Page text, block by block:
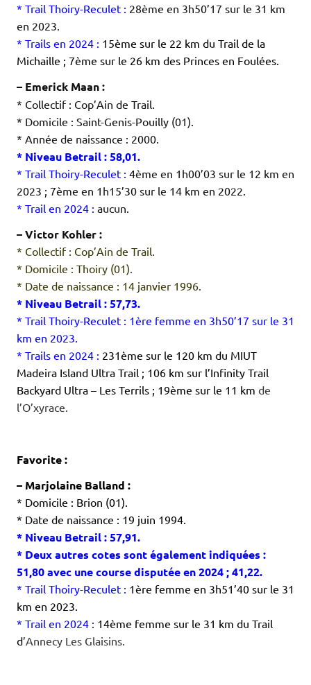
* Trail Thoiry-Reculet : 28ème en 3h50’17 sur le 31 km
en 2023.
* Trails en 2024 : 15ème sur le 22 km du Trail de la
Michaille ; 7ème sur le 26 km des Princes en Foulées.
– Emerick Maan :
* Collectif : Cop’Ain de Trail.
* Domicile : Saint-Genis-Pouilly (01).
* Année de naissance : 2000.
* Niveau Betrail : 58,01.
* Trail Thoiry-Reculet : 4ème en 1h00’03 sur le 12 km en
2023 ; 7ème en 1h15’30 sur le 14 km en 2022.
* Trail en 2024 : aucun.
– Victor Kohler :
* Collectif : Cop’Ain de Trail.
* Domicile : Thoiry (01).
* Date de naissance : 14 janvier 1996.
* Niveau Betrail : 57,73.
* Trail Thoiry-Reculet : 1ère femme en 3h50’17 sur le 31
km en 2023.
* Trails en 2024 : 231ème sur le 120 km du MIUT
Madeira Island Ultra Trail ; 106 km sur l’Infinity Trail
Backyard Ultra – Les Terrils ; 19ème sur le 11 km de
l’O’xyrace.
Favorite :
– Marjolaine Balland :
* Domicile : Brion (01).
* Date de naissance : 19 juin 1994.
* Niveau Betrail : 57,91.
* Deux autres cotes sont également indiquées :
51,80 avec une course disputée en 2024 ; 41,22.
* Trail Thoiry-Reculet : 1ère femme en 3h51’40 sur le 31
km en 2023.
* Trail en 2024 : 14ème femme sur le 31 km du Trail
d’Annecy Les Glaisins.